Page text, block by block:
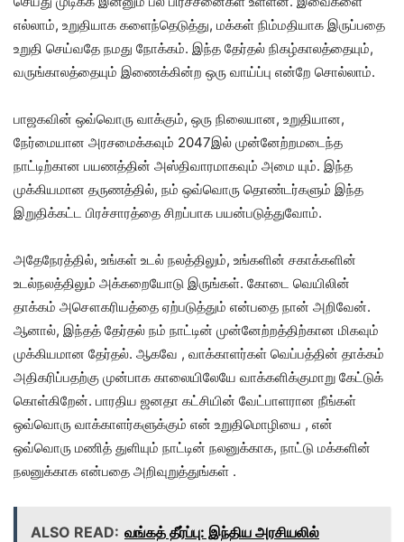
எல்லாம், உறுதியாக களைந்தெடுத்து, மக்கள் நிம்மதியாக இருப்பதை
உறுதி செய்வதே நமது நோக்கம். இந்த தேர்தல் நிகழ்காலத்தையும்,
வருங்காலத்தையும் இணைக்கின்ற ஒரு வாய்ப்பு என்றே சொல்லாம்.
பாஜகவின் ஒவ்வொரு வாக்கும், ஒரு நிலையான, உறுதியான,
நேர்மையான அரசமைக்கவும் 2047இல் முன்னேற்றமடைந்த
நாட்டிற்கான பயணத்தின் அஸ்திவாரமாகவும் அமை யும். இந்த
முக்கியமான தருணத்தில், நம் ஒவ்வொரு தொண்டர்களும் இந்த
இறுதிக்கட்ட பிரச்சாரத்தை சிறப்பாக பயன்படுத்துவோம்.
அதேநேரத்தில், உங்கள் உடல் நலத்திலும், உங்களின் சகாக்களின்
உடல்நலத்திலும் அக்கறையோடு இருங்கள். கோடை வெயிலின்
தாக்கம் அசௌகரியத்தை ஏற்படுத்தும் என்பதை நான் அறிவேன்.
ஆனால், இந்தத் தேர்தல் நம் நாட்டின் முன்னேற்றத்திற்கான மிகவும்
முக்கியமான தேர்தல். ஆகவே , வாக்காளர்கள் வெப்பத்தின் தாக்கம்
அதிகரிப்பதற்கு முன்பாக காலையிலேயே வாக்களிக்குமாறு கேட்டுக்
கொள்கிறேன். பாரதிய ஜனதா கட்சியின் வேட்பாளரான நீங்கள்
ஒவ்வொரு வாக்காளர்களுக்கும் என் உறுதிமொழியை , என்
ஒவ்வொரு மணித் துளியும் நாட்டின் நலனுக்காக, நாட்டு மக்களின்
நலனுக்காக என்பதை அறிவுறுத்துங்கள் .
ALSO READ: வங்கத் தீர்ப்பு: இந்திய அரசியலில்